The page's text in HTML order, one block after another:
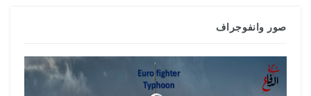
صور وانفوجراف